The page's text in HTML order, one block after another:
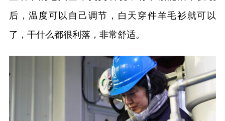
后，温度可以自己调节，白天穿件羊毛衫就可以
了，干什么都很利落，非常舒适。